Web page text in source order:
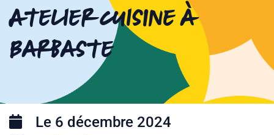
Atelier cuisine à
Barbaste
Le 6 décembre 2024